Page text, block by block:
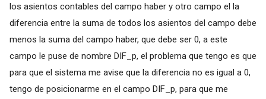
los asientos contables del campo haber y otro campo el la
diferencia entre la suma de todos los asientos del campo debe
menos la suma del campo haber, que debe ser 0, a este
campo le puse de nombre DIF_p, el problema que tengo es que
para que el sistema me avise que la diferencia no es igual a 0,
tengo de posicionarme en el campo DIF_p, para que me